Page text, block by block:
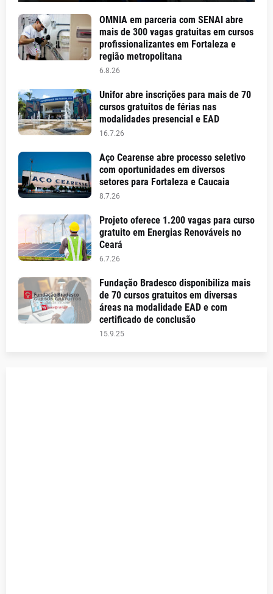
OMNIA em parceria com SENAI abre
mais de 300 vagas gratuitas em cursos
profissionalizantes em Fortaleza e
região metropolitana
6.8.26
Unifor abre inscrições para mais de 70
cursos gratuitos de férias nas
modalidades presencial e EAD
16.7.26
Aço Cearense abre processo seletivo
com oportunidades em diversos
setores para Fortaleza e Caucaia
8.7.26
Projeto oferece 1.200 vagas para curso
gratuito em Energias Renováveis no
Ceará
6.7.26
Fundação Bradesco disponibiliza mais
de 70 cursos gratuitos em diversas
áreas na modalidade EAD e com
certificado de conclusão
15.9.25